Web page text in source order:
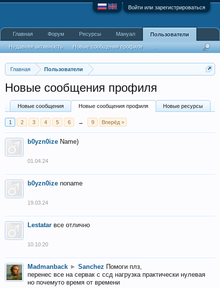
Войти или зарегистрироваться
Главная Пользователи
Новые сообщения профиля
Новые сообщения Новые сообщения профиля Новые ресурсы
1 2 3 4 5 6 → 9 Вперёд >
b0yzn0ize Name)
01.04.24
b0yzn0ize noname
19.03.24
Lestatar все отлично
10.10.20
Madmanback ► Sanchez Помоги плз,
перенес все на сервак с ссд нагрузка практически нулевая
но почемуто время от времени
Главная Форум Ресурсы Мануал Пользователи
Недавняя активность Новые сообщения профиля